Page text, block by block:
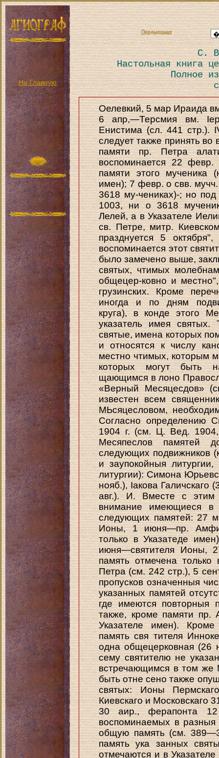
На Главную
Предыдущая
С.
Настольная книга
Полное
Оелевкий, 5 мар Ираида
6 апр,—Терсмия вм.
Енистима (сл. 441 стр.).
следует также принять
памяти пр. Петра
воспоминается 22
памяти этого мученика
имен); 7 февр. о свв. мучч.
3618 му-чениках)-; но
1003, ни о 3618
Лелей, а в Указателе
св. Петре, митр.
празднуется 5
воспоминается этот
было замечено выше,
святых, чтимых
общецер-ковно и
грузинских. Кроме
иногда и по дням
круга), в конде этого
указатель имея святых.
святые, имена которых
и относятся к числу
местно чтимых, которым
которых могут быть
щающимся в лоно
«Верный Месяцесдов»
известен всем
МЬсяцесловом,
Согласно определению
1904 г. (см. Ц. Вед.
Месяпеслов памятей
следующих подвижников
и заупокойныя
литургии): Симона
нояб.), Іакова Галичскаго
авг.). И. Вместе с
внимание имеющиеся в
следующих памятей: 27
Ионы, 1 июня—пр.
только в Указатеде
июня—святителя Ионы,
память отмечена
Петра (см. 242 стр.), 5
пропусков означенныя
указанных памятей
где имеются повторныя
также, кроме памяти
Указателе имен).
память свя тителя
одна общецерковная (26
сему святителю не
встречающимся в том же
быть отне сено также
святых: Ионы
Киевскаго и Московскаго
30 аир., ферапонта
воспоминаемых в
общую память (см.
память ука занных
отмечаются и в